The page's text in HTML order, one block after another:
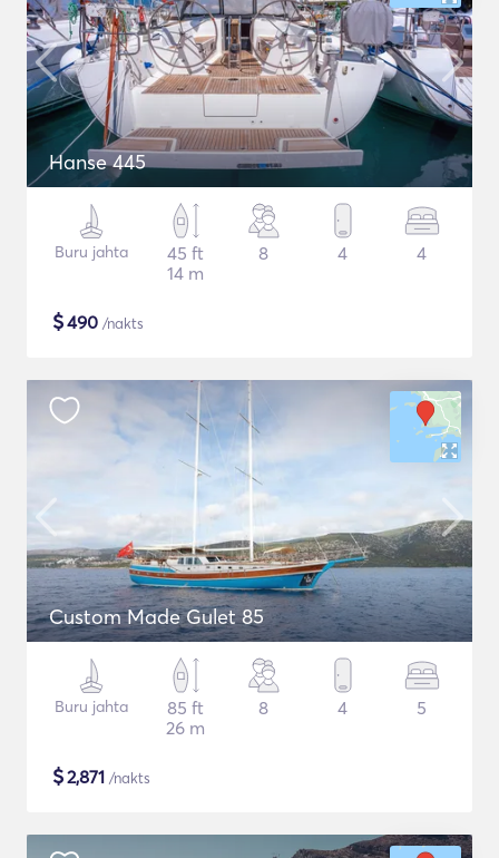
Hanse 445
Buru jahta
45 ft
14 m
8 4 4
$490 /nakts
Custom Made Gulet 85
Buru jahta
85 ft
26 m
8 4 5
$2,871 /nakts